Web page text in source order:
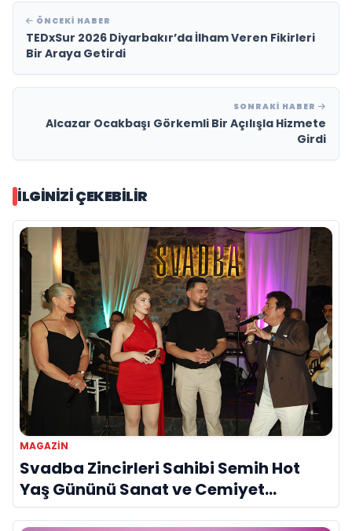
ÖNCEKI HABER
TEDxSur 2026 Diyarbakır’da İlham Veren Fikirleri
Bir Araya Getirdi
SONRAKI HABER
Alcazar Ocakbaşı Görkemli Bir Açılışla Hizmete
Girdi
İLGINIZI ÇEKEBILIR
MAGAZIN
Svadba Zincirleri Sahibi Semih Hot
Yaş Gününü Sanat ve Cemiyet
Dünyasının Ünlü İsimleriyle Kutladı!